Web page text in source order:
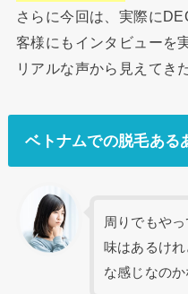
さらに今回は、実際に
客様にもインタビューを
リアルな声から見えて
ベトナムでの脱毛ある
周りでもや
味はあるけ
な感じなのか